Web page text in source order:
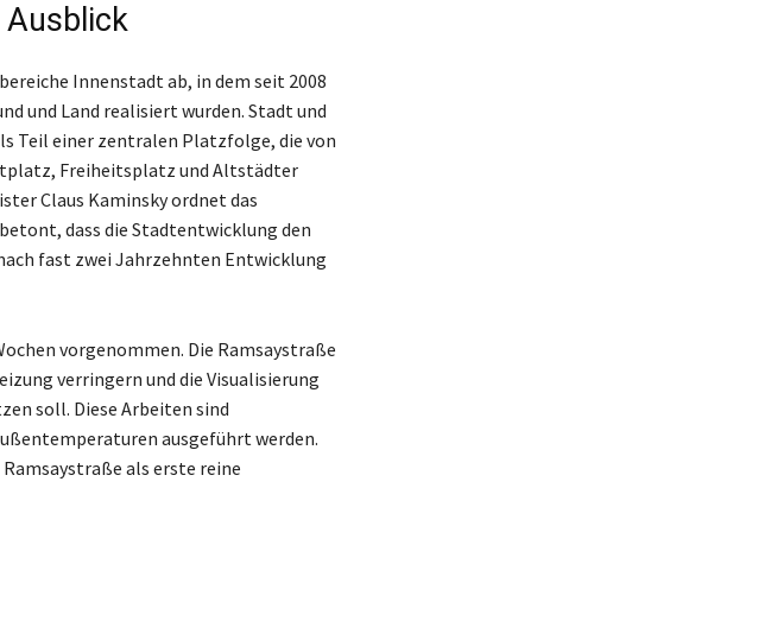
Innenstadt ab, in dem seit 2008
und Land realisiert wurden. Stadt und
Teil einer zentralen Platzfolge, die von
Freiheitsplatz und Altstädter
Claus Kaminsky ordnet das
dass die Stadtentwicklung den
fast zwei Jahrzehnten Entwicklung
vorgenommen. Die Ramsaystraße
verringern und die Visualisierung
soll. Diese Arbeiten sind
ausgeführt werden.
als erste reine